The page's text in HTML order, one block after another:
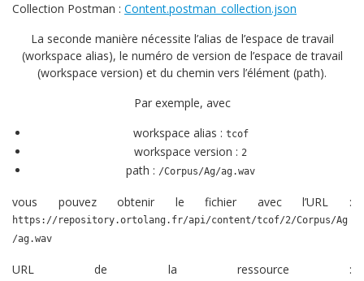
Collection Postman : Content.postman_collection.json
La seconde manière nécessite l’alias de l’espace de travail
(workspace alias), le numéro de version de l’espace de travail
(workspace version) et du chemin vers l’élément (path).
Par exemple, avec
workspace alias : tcof
workspace version : 2
path : /Corpus/Ag/ag.wav
vous pouvez obtenir le fichier avec l’URL :
https://repository.ortolang.fr/api/content/tcof/2/Corpus/Ag
/ag.wav
URL de la ressource :